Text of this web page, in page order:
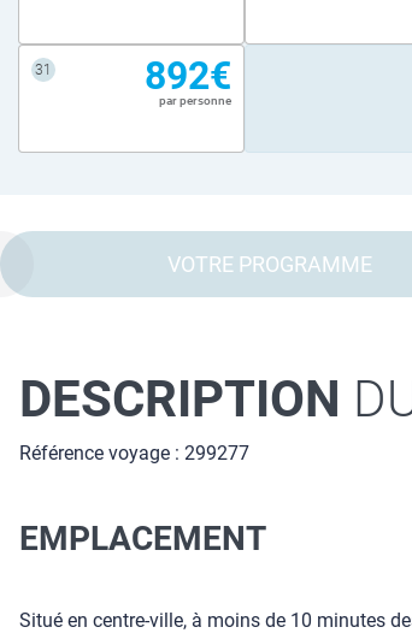
31 892€
par personne
VOTRE PROGRAMME
DESCRIPTION
Référence voyage : 299277
EMPLACEMENT
Situé en centre-ville, à moins de 10 minutes